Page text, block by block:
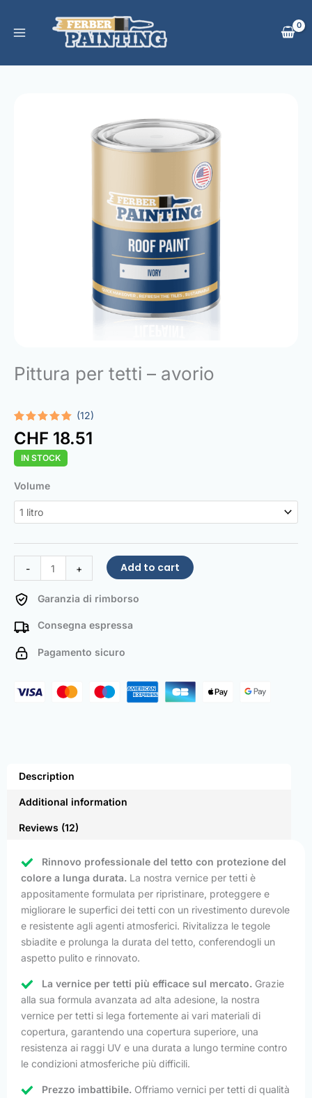
content
Pittura per tetti – avorio
Rated5.00
out of 5
based on
12
customer
ratings
(12)
CHF 18.51
IN STOCK
Volume
-
Roof
Paint
Ivory
+ Add to cart
Garanzia di rimborso
Consegna espressa
Pagamento sicuro
Description
Additional information
Reviews (12)
Rinnovo professionale del tetto con protezione del
colore a lunga durata. La nostra vernice per tetti è
appositamente formulata per ripristinare, proteggere e
migliorare le superfici dei tetti con un rivestimento durevole
e resistente agli agenti atmosferici. Rivitalizza le tegole
sbiadite e prolunga la durata del tetto, conferendogli un
aspetto pulito e rinnovato.
La vernice per tetti più efficace sul mercato. Grazie
alla sua formula avanzata ad alta adesione, la nostra
vernice per tetti si lega fortemente ai vari materiali di
copertura, garantendo una copertura superiore, una
resistenza ai raggi UV e una durata a lungo termine contro
le condizioni atmosferiche più difficili.
Prezzo imbattibile. Offriamo vernici per tetti di qualità